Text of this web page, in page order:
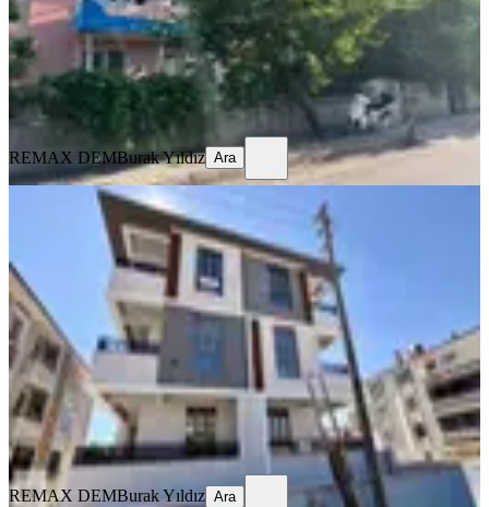
12.750 ₺
REMAX DEM Burak Yıldız
Ara
REMAX DEMBurak Yıldız Ara
SIFIR BİNA
Remax Dem'den Kazim Karabekir
Mah. 2+1 Ara Kat Fırsat Daire
Merkez, Kazım Karabekir Mahallesi
2+1
100 m²·2. Kat·23.07.2026
21.000 ₺
REMAX DEMBurak Yıldız
Ara
REMAX DEMBurak Yıldız Ara